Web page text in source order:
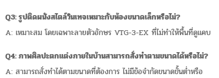
Q3: รูปติดผนังสไตล์วินเทจเหมาะกับห้องขนาดเล็กหรือไม่?
A: เหมาะสม โดยเฉพาะลายตัวอักษร VTG-3-EX ที่ไม่ทำให้พื้นที่ดูแคบ
Q4: ภาพศิลปะตกแต่งภายในบ้านสามารถสั่งทำตามขนาดได้หรือไม่?
A: สามารถสั่งทำได้ตามขนาดที่ต้องการ ไม่มีข้อจำกัดขนาดขั้นต่ำหรือ